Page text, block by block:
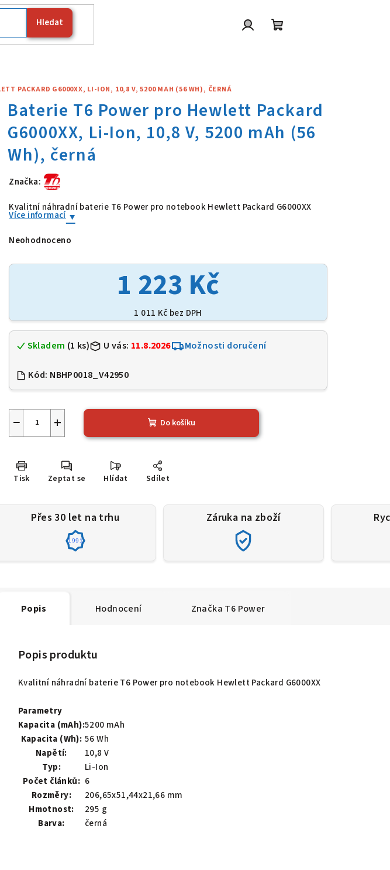
Hledat
PACKARD G6000XX, LI-ION, 10,8 V, 5200 MAH (56 WH), ČERNÁ
Značka:
Baterie T6 Power pro Hewlett Packard
Kvalitní náhradní baterie T6 Power pro notebook Hewlett Packard G6000XX
Více informací
Průměrné
produktu
je
Neohodnoceno
1 223 Kč
1 011 Kč bez DPH
Skladem (1 ks) U vás: 11.8.2026 Možnosti doručení
Kód: NBHP0018_V42950
+
− Do košíku
Tisk Zeptat se Hlídat Sdílet
Přes 30 let na trhu
1991
Záruka na zboží
Popis Hodnocení Značka T6 Power
Popis produktu
Kvalitní náhradní baterie T6 Power pro notebook Hewlett Packard G6000XX
Parametry
Kapacita (mAh):5200 mAh
Kapacita (Wh): 56 Wh
Napětí:
10,8 V
Typ:
Li-Ion
Počet článků: 6
Rozměry:
206,65x51,44x21,66 mm
Hmotnost:
295 g
Barva:
černá